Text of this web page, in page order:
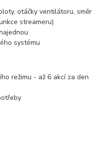
otáčky ventilátoru, směr
streameru)
systému
režimu - až 6 akcí za den